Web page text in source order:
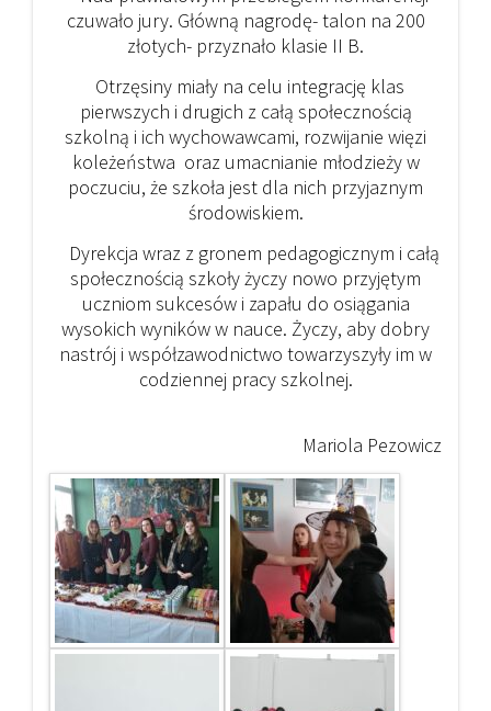
czuwało jury. Główną nagrodę- talon na 200
złotych- przyznało klasie II B.
Otrzęsiny miały na celu integrację klas
pierwszych i drugich z całą społecznością
szkolną i ich wychowawcami, rozwijanie więzi
koleżeństwa oraz umacnianie młodzieży w
poczuciu, że szkoła jest dla nich przyjaznym
środowiskiem.
Dyrekcja wraz z gronem pedagogicznym i całą
społecznością szkoły życzy nowo przyjętym
uczniom sukcesów i zapału do osiągania
wysokich wyników w nauce. Życzy, aby dobry
nastrój i współzawodnictwo towarzyszyły im w
codziennej pracy szkolnej.
Mariola Pezowicz